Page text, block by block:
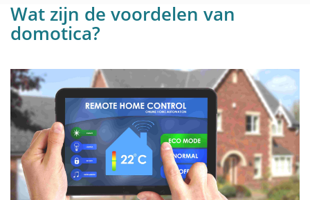
Wat zijn de voordelen van
domotica?